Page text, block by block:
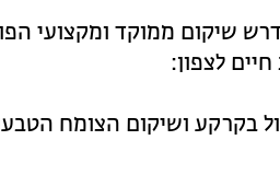
שיקום ממוקד ומקצועי
לצפון:
בקרקע ושיקום הצומח